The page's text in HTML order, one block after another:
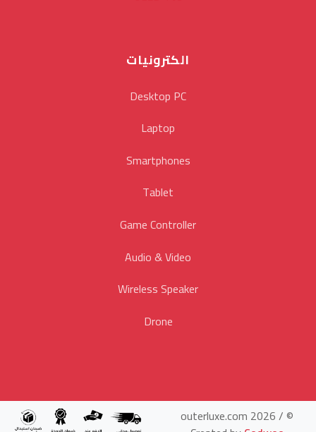
الكترونيات
Desktop PC
Laptop
Smartphones
Tablet
Game Controller
Audio & Video
Wireless Speaker
Drone
© outerluxe.com 2026 /